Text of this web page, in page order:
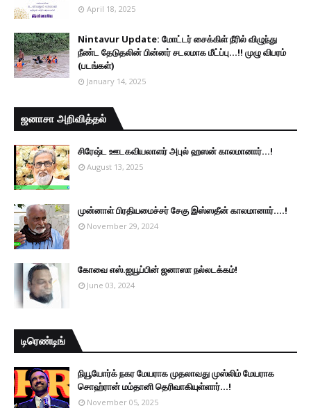
April 18, 2025
Nintavur Update: மோட்டர் சைக்கிள் நீரில் விழுந்து
நீண்ட தேடுதலின் பின்னர் சடலமாக மீட்ப்பு…!! முழு விபரம்
(படங்கள்)
January 14, 2025
ஜனாசா அறிவித்தல்
சிரேஷ்ட ஊடகவியலாளர் அபுல் ஹஸன் காலமானார்...!
August 13, 2025
முன்னாள் பிரதியமைச்சர் சேகு இஸ்ஸதீன் காலமானார்….!
November 29, 2024
கோவை எஸ்.ஐயூப்பின் ஜனாஸா நல்லடக்கம்!
June 03, 2024
டிரெண்டிங்
நியூயோர்க் நகர மேயராக முதலாவது முஸ்லிம் மேயராக
சொஹ்ரான் மம்தானி தெரிவாகியுள்ளார்...!
November 05, 2025